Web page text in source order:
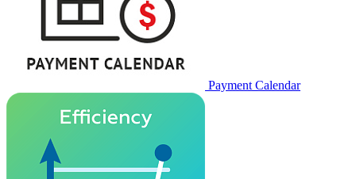
Payment Calendar